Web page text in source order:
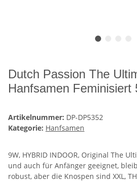
Dutch Passion The
Hanfsamen Feminisiert
Artikelnummer: DP-DP5352
Kategorie: Hanfsamen
9W, HYBRID INDOOR, Original The
und auch für Anfänger geeignet,
robust, aber die Knospen sind XXL,